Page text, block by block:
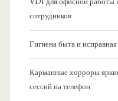
сотрудников
Гигиена быта и
Карманные хорроры
сессий на телефон